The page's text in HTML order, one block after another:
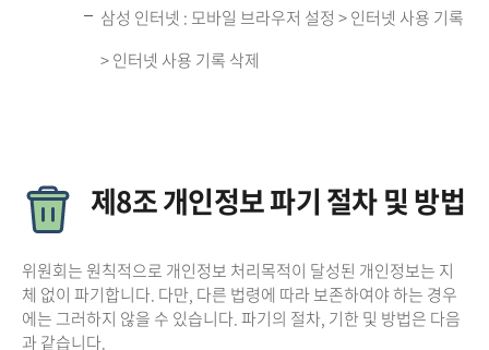
삼성 인터넷 : 모바일 브라우저 설정 > 인터넷 사용 기록
> 인터넷 사용 기록 삭제
제8조 개인정보 파기 절차 및 방법
위원회는 원칙적으로 개인정보 처리목적이 달성된 개인정보는 지
체 없이 파기합니다. 다만, 다른 법령에 따라 보존하여야 하는 경우
에는 그러하지 않을 수 있습니다. 파기의 절차, 기한 및 방법은 다음
과 같습니다.